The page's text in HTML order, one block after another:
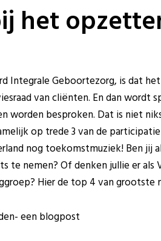
het
Integrale Geboortezorg, is dat
van cliënten. En dan wordt
worden besproken. Dat is niet
op trede 3 van de
nog toekomstmuziek! Ben jij
te nemen? Of denken jullie er als
Hier de top 4 van grootste
een blogpost